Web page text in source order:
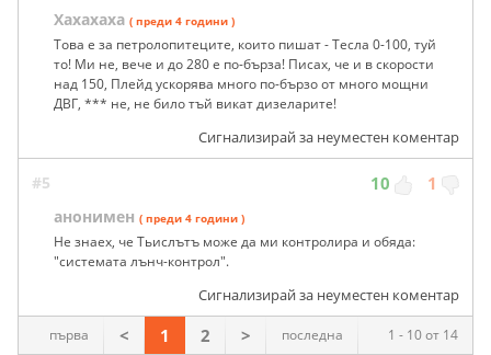
Хахахаха ( преди 4 години )
Това е за петролопитеците, които пишат - Тесла 0-100, туй
то! Ми не, вече и до 280 е по-бърза! Писах, че и в скорости
над 150, Плейд ускорява много по-бързо от много мощни
ДВГ, *** не, не било тъй викат дизеларите!
Сигнализирай за неуместен коментар
#5 10 1
анонимен ( преди 4 години )
Не знаех, че Тьислътъ може да ми контролира и обяда:
"системата лънч-контрол".
Сигнализирай за неуместен коментар
1 - 10 от 14
първа < 1 2 > последна